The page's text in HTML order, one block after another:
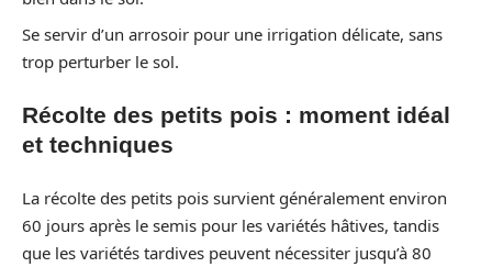
Se servir d’un arrosoir pour une irrigation délicate, sans
trop perturber le sol.
Récolte des petits pois : moment idéal
et techniques
La récolte des petits pois survient généralement environ
60 jours après le semis pour les variétés hâtives, tandis
que les variétés tardives peuvent nécessiter jusqu’à 80